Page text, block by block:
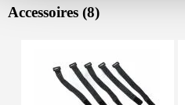
Accessoires (8)